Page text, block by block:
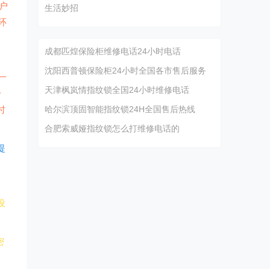
生活妙招
成都匹煌保险柜维修电话24小时电话
沈阳西普顿保险柜24小时全国各市售后服务
天津枫岚情指纹锁全国24小时维修电话
哈尔滨顶固智能指纹锁24H全国售后热线
合肥索威娅指纹锁怎么打维修电话的